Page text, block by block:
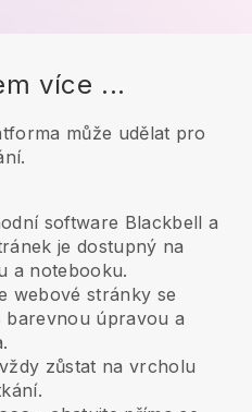
více ...
může udělat pro
software Blackbell a
je dostupný na
a notebooku.
webové stránky se
úpravou a
zůstat na vrcholu